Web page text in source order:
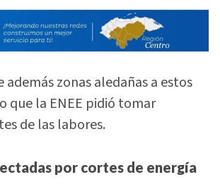
además zonas aledañas a estos
que la ENEE pidió tomar
de las labores.
por cortes de energía